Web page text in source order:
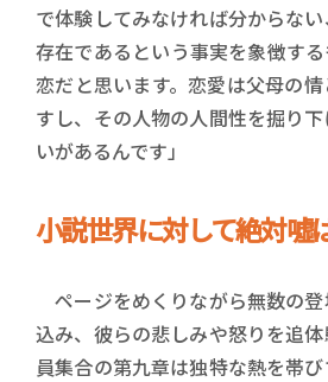
で体験してみなければ分からな
存在であるという事実を象徴す
恋だと思います。恋愛は父母の
すし、その人物の人間性を掘り
いがあるんです」
小説世界に対して絶対噓
ページをめくりながら無数の
込み、彼らの悲しみや怒りを追
員集合の第九章は独特な熱を帯